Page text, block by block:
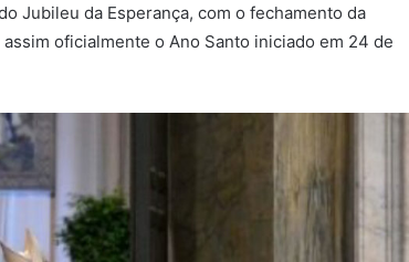
Jubileu da Esperança, com o fechamento da
oficialmente o Ano Santo iniciado em 24 de